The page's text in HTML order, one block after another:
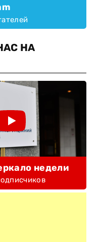
НА
недели